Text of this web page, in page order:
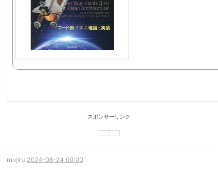
スポンサーリンク
mojiru 2024-08-24 00:00